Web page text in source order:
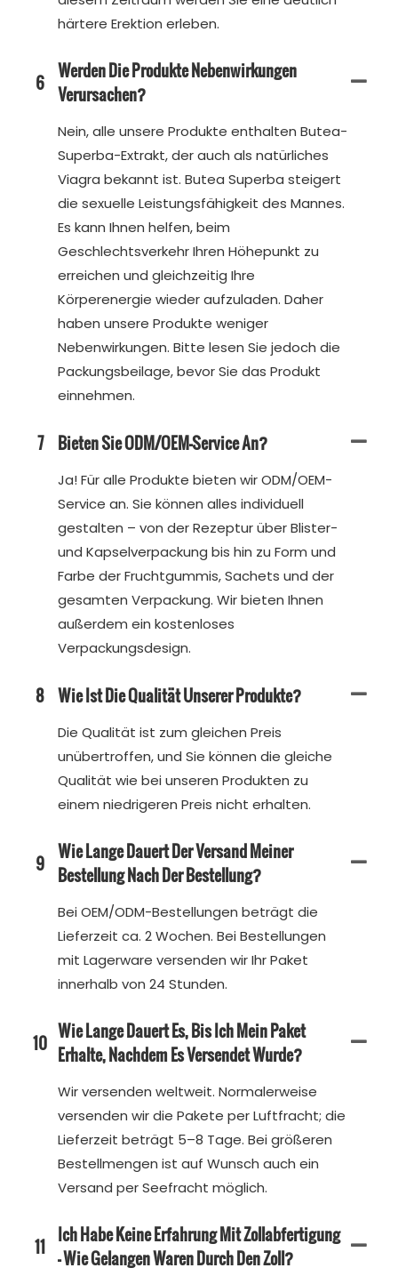
härtere Erektion erleben.
6 Werden Die Produkte Nebenwirkungen
Verursachen?
Nein, alle unsere Produkte enthalten Butea-
Superba-Extrakt, der auch als natürliches
Viagra bekannt ist. Butea Superba steigert
die sexuelle Leistungsfähigkeit des Mannes.
Es kann Ihnen helfen, beim
Geschlechtsverkehr Ihren Höhepunkt zu
erreichen und gleichzeitig Ihre
Körperenergie wieder aufzuladen. Daher
haben unsere Produkte weniger
Nebenwirkungen. Bitte lesen Sie jedoch die
Packungsbeilage, bevor Sie das Produkt
einnehmen.
7 Bieten Sie ODM/OEM-Service An?
Ja! Für alle Produkte bieten wir ODM/OEM-
Service an. Sie können alles individuell
gestalten – von der Rezeptur über Blister-
und Kapselverpackung bis hin zu Form und
Farbe der Fruchtgummis, Sachets und der
gesamten Verpackung. Wir bieten Ihnen
außerdem ein kostenloses
Verpackungsdesign.
8 Wie Ist Die Qualität Unserer Produkte?
Die Qualität ist zum gleichen Preis
unübertroffen, und Sie können die gleiche
Qualität wie bei unseren Produkten zu
einem niedrigeren Preis nicht erhalten.
9 Wie Lange Dauert Der Versand Meiner
Bestellung Nach Der Bestellung?
Bei OEM/ODM-Bestellungen beträgt die
Lieferzeit ca. 2 Wochen. Bei Bestellungen
mit Lagerware versenden wir Ihr Paket
innerhalb von 24 Stunden.
10 Wie Lange Dauert Es, Bis Ich Mein Paket
Erhalte, Nachdem Es Versendet Wurde?
Wir versenden weltweit. Normalerweise
versenden wir die Pakete per Luftfracht; die
Lieferzeit beträgt 5–8 Tage. Bei größeren
Bestellmengen ist auf Wunsch auch ein
Versand per Seefracht möglich.
11 Ich Habe Keine Erfahrung Mit Zollabfertigung
– Wie Gelangen Waren Durch Den Zoll?